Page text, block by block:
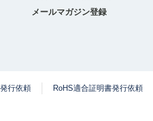
メールマガジン登録
行依頼 RoHS適合証明書発行依頼